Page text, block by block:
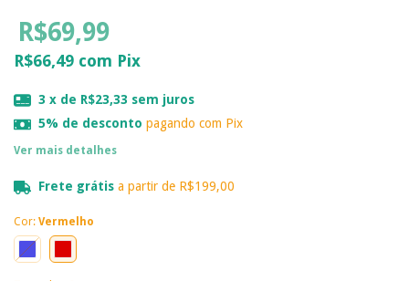
R$69,99
R$66,49 com Pix
3 x de R$23,33 sem juros
5% de desconto pagando com Pix
Ver mais detalhes
Frete grátis a partir de R$199,00
Cor: Vermelho